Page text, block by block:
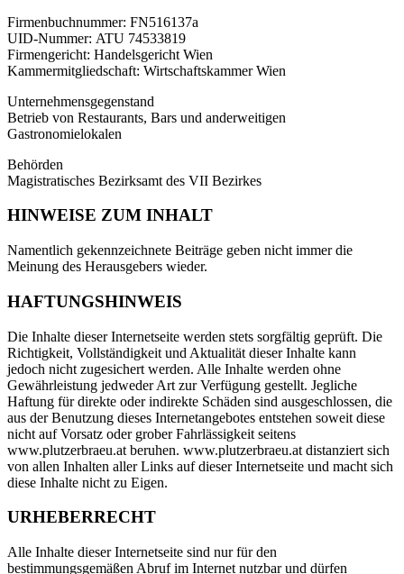
Firmenbuchnummer: FN516137a
UID-Nummer: ATU 74533819
Firmengericht: Handelsgericht Wien
Kammermitgliedschaft: Wirtschaftskammer Wien
Unternehmensgegenstand
Betrieb von Restaurants, Bars und anderweitigen
Gastronomielokalen
Behörden
Magistratisches Bezirksamt des VII Bezirkes
HINWEISE ZUM INHALT
Namentlich gekennzeichnete Beiträge geben nicht immer die
Meinung des Herausgebers wieder.
HAFTUNGSHINWEIS
Die Inhalte dieser Internetseite werden stets sorgfältig geprüft. Die
Richtigkeit, Vollständigkeit und Aktualität dieser Inhalte kann
jedoch nicht zugesichert werden. Alle Inhalte werden ohne
Gewährleistung jedweder Art zur Verfügung gestellt. Jegliche
Haftung für direkte oder indirekte Schäden sind ausgeschlossen, die
aus der Benutzung dieses Internetangebotes entstehen soweit diese
nicht auf Vorsatz oder grober Fahrlässigkeit seitens
www.plutzerbraeu.at beruhen. www.plutzerbraeu.at distanziert sich
von allen Inhalten aller Links auf dieser Internetseite und macht sich
diese Inhalte nicht zu Eigen.
URHEBERRECHT
Alle Inhalte dieser Internetseite sind nur für den
bestimmungsgemäßen Abruf im Internet nutzbar und dürfen